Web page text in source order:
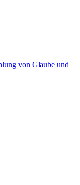
von Glaube und